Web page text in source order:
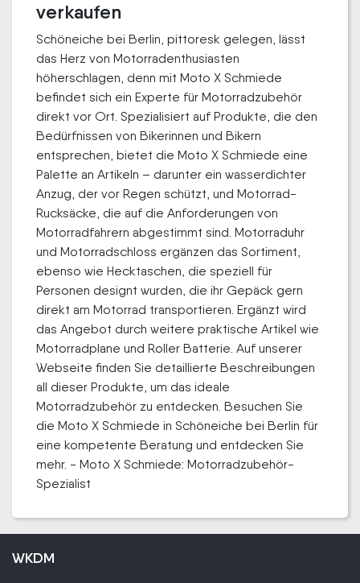
verkaufen
Schöneiche bei Berlin, pittoresk gelegen, lässt
das Herz von Motorradenthusiasten
höherschlagen, denn mit Moto X Schmiede
befindet sich ein Experte für Motorradzubehör
direkt vor Ort. Spezialisiert auf Produkte, die den
Bedürfnissen von Bikerinnen und Bikern
entsprechen, bietet die Moto X Schmiede eine
Palette an Artikeln – darunter ein wasserdichter
Anzug, der vor Regen schützt, und Motorrad-
Rucksäcke, die auf die Anforderungen von
Motorradfahrern abgestimmt sind. Motorraduhr
und Motorradschloss ergänzen das Sortiment,
ebenso wie Hecktaschen, die speziell für
Personen designt wurden, die ihr Gepäck gern
direkt am Motorrad transportieren. Ergänzt wird
das Angebot durch weitere praktische Artikel wie
Motorradplane und Roller Batterie. Auf unserer
Webseite finden Sie detaillierte Beschreibungen
all dieser Produkte, um das ideale
Motorradzubehör zu entdecken. Besuchen Sie
die Moto X Schmiede in Schöneiche bei Berlin für
eine kompetente Beratung und entdecken Sie
mehr. - Moto X Schmiede: Motorradzubehör-
Spezialist
WKDM